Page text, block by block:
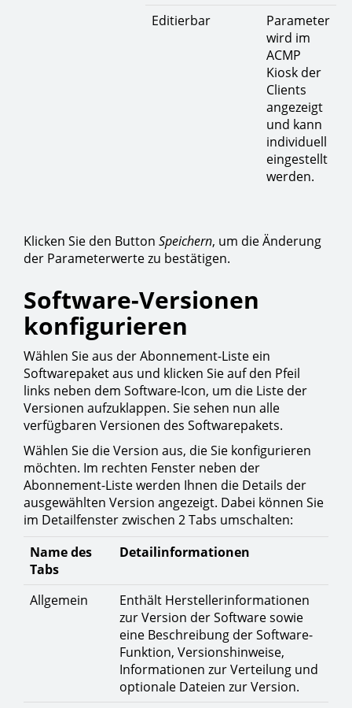
Editierbar
Parameter
wird im
ACMP
Kiosk der
Clients
angezeigt
und kann
individuell
eingestellt
werden.
Klicken Sie den Button Speichern, um die Änderung
der Parameterwerte zu bestätigen.
Software-Versionen
konfigurieren
Wählen Sie aus der Abonnement-Liste ein
Softwarepaket aus und klicken Sie auf den Pfeil
links neben dem Software-Icon, um die Liste der
Versionen aufzuklappen. Sie sehen nun alle
verfügbaren Versionen des Softwarepakets.
Wählen Sie die Version aus, die Sie konfigurieren
möchten. Im rechten Fenster neben der
Abonnement-Liste werden Ihnen die Details der
ausgewählten Version angezeigt. Dabei können Sie
im Detailfenster zwischen 2 Tabs umschalten:
Name des
Tabs
Detailinformationen
Allgemein
Enthält Herstellerinformationen
zur Version der Software sowie
eine Beschreibung der Software-
Funktion, Versionshinweise,
Informationen zur Verteilung und
optionale Dateien zur Version.